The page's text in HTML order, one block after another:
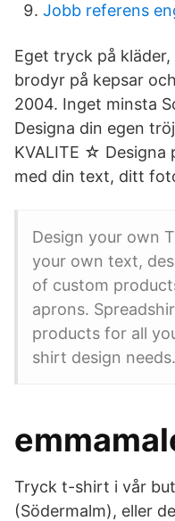
Jobb referens
Eget tryck på
brodyr på kepsar
2004. Inget minsta
Designa din egen
KVALITE ☆ Designa
med din text, ditt
Design your own
your own text,
of custom
aprons.
products for all
shirt design needs.
Tryck t-shirt i vår
(Södermalm), eller